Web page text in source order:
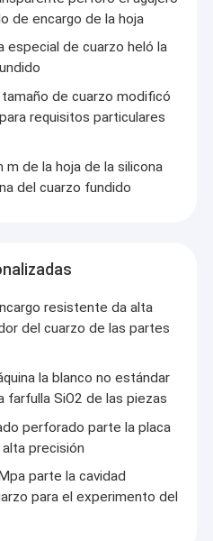
de encargo de la hoja
especial de cuarzo heló la
de cuarzo modificó
requisitos particulares
de la hoja de la silicona
del cuarzo fundido
resistente da alta
del cuarzo de las partes
la blanco no estándar
farfulla SiO2 de las piezas
perforado parte la placa
precisión
parte la cavidad
para el experimento del